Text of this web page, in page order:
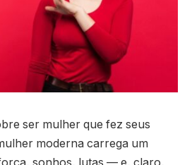
ser mulher que fez seus
moderna carrega um
sonhos, lutas — e, claro,